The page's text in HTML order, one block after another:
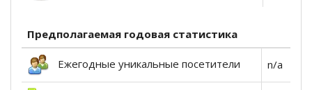
Предполагаемая годовая статистика
Ежегодные уникальные посетители n/a